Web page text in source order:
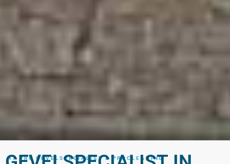
RT PRO GEVELSPECIALIST & PROCLEANING